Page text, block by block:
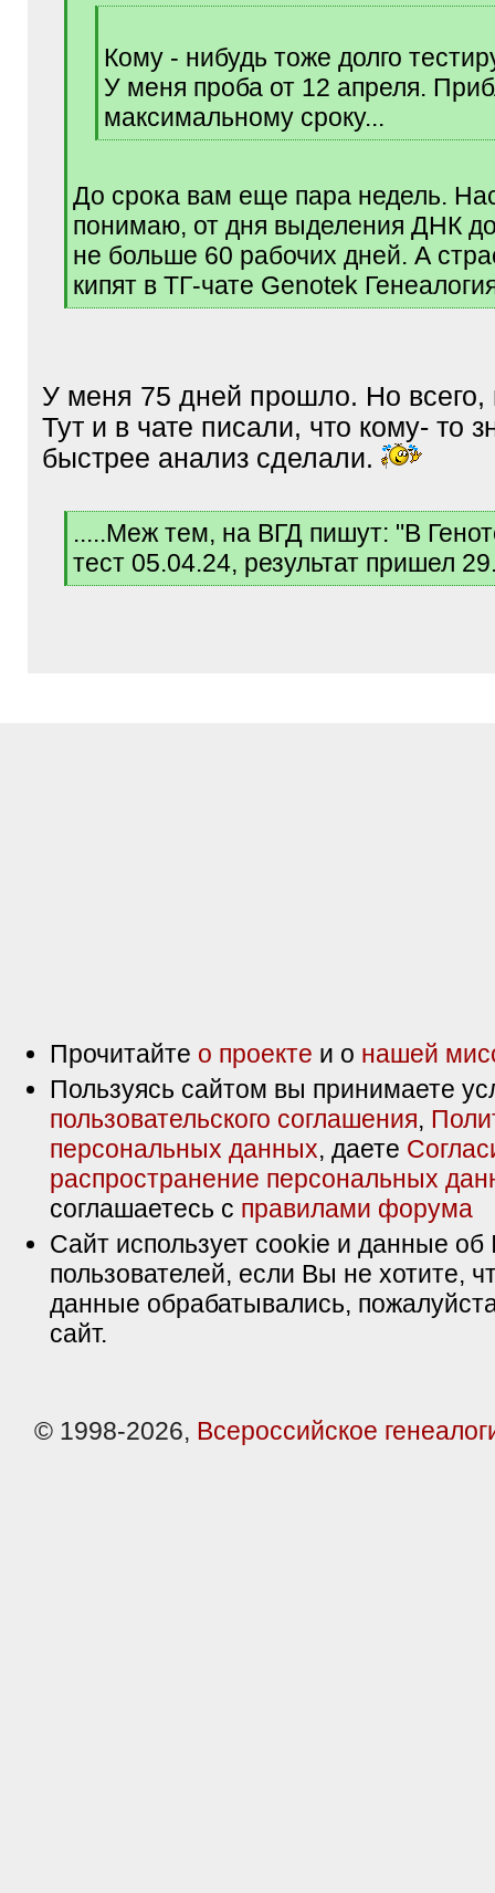
Кому - нибудь тоже долго
У меня проба от 12 апреля.
максимальному сроку...
[
До срока вам еще пара недель.
понимаю, от дня выделения ДНК
не больше 60 рабочих дней. А
кипят в ТГ-чате Genotek
[
У меня 75 дней прошло. Но всего,
Тут и в чате писали, что кому- то
быстрее анализ сделали.
q
.....Меж тем, на ВГД пишут: "В
тест 05.04.24, результат пришел
[
Прочитайте о проекте и о нашей
Пользуясь сайтом вы принимаете
пользовательского соглашения,
персональных данных, даете
распространение персональных
соглашаетесь с правилами форума
Сайт использует cookie и данные об
пользователей, если Вы не хотите,
данные обрабатывались,
сайт.
© 1998-2026, Всероссийское